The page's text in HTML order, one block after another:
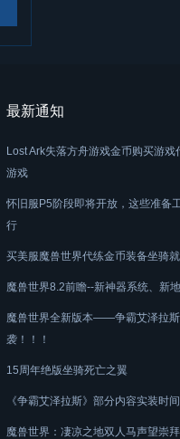
最新通知
Lost Ark失落方舟游戏金币购买游戏
游戏
怀旧服P5阶段即将开放，这些准备
行
买美服魔兽世界代练金币装备坐骑
魔兽世界8.2前瞻--新神器系统、新
魔兽世界全新版本——争霸艾泽拉
袭！！！
15周年绝版坐骑死亡之翼
《争霸艾泽拉斯》部分内容实装时
魔兽世界：凄凉之地双人马声望崇